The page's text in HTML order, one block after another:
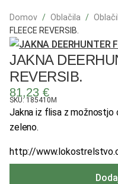
Domov Oblačila
FLEECE REVERSIB.
JAKNA
REVERSIB.
81,23 €
SKU: 185410M
Jakna iz flisa z možnostjo
zeleno.
http://